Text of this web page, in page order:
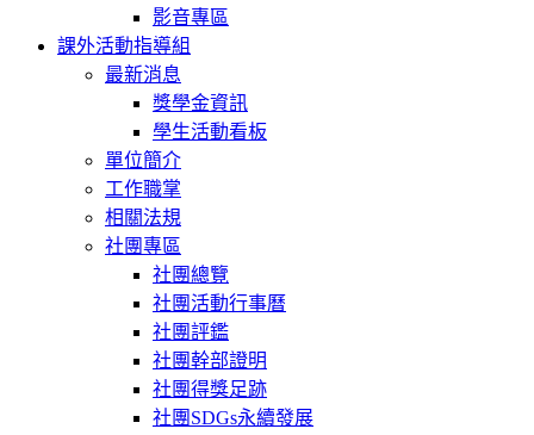
影音專區
課外活動指導組
最新消息
獎學金資訊
學生活動看板
單位簡介
工作職掌
相關法規
社團專區
社團總覽
社團活動行事曆
社團評鑑
社團幹部證明
社團得獎足跡
社團SDGs永續發展